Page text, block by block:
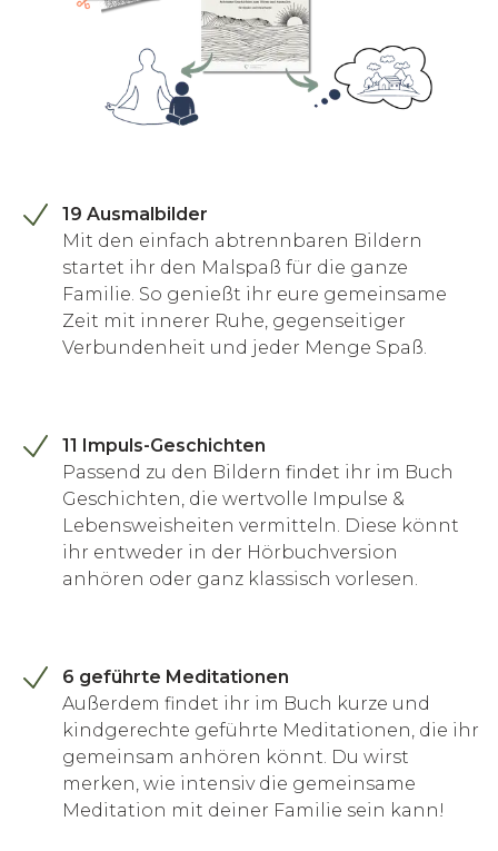
19 Ausmalbilder
Mit den einfach abtrennbaren Bildern
startet ihr den Malspaß für die ganze
Familie. So genießt ihr eure gemeinsame
Zeit mit innerer Ruhe, gegenseitiger
Verbundenheit und jeder Menge Spaß.
11 Impuls-Geschichten
Passend zu den Bildern findet ihr im Buch
Geschichten, die wertvolle Impulse &
Lebensweisheiten vermitteln. Diese könnt
ihr entweder in der Hörbuchversion
anhören oder ganz klassisch vorlesen.
6 geführte Meditationen
Außerdem findet ihr im Buch kurze und
kindgerechte geführte Meditationen, die ihr
gemeinsam anhören könnt. Du wirst
merken, wie intensiv die gemeinsame
Meditation mit deiner Familie sein kann!